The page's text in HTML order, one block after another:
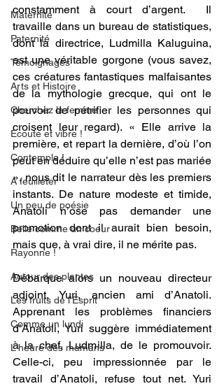
Maternité
Paternité
Témoignages
Arts et Histoire
Cherchez la femme
Ecoute et vibre !
Contemple !
A feuilleter
Un peu de poésie
Belle comme un coeur
Rayonne !
Autour des plantes
Les fruits de l'Esprit
Comme un lundi
L'heure des mamans
constamment à court d’argent.  Il
travaille dans un bureau de statistiques,
dont la directrice, Ludmilla Kaluguina,
est une véritable gorgone (vous savez,
ces créatures fantastiques malfaisantes
de la mythologie grecque, qui ont le
pouvoir de pétrifier les personnes qui
croisent leur regard). « Elle arrive la
première, et repart la dernière, d’où l’on
peut en déduire qu’elle n’est pas mariée
», nous dit le narrateur dès les premiers
instants. De nature modeste et timide,
Anatoli n’ose pas demander une
promotion dont il aurait bien besoin,
mais que, à vrai dire, il ne mérite pas.
Débarque alors un nouveau directeur
adjoint, Yuri, ancien ami d’Anatoli.
Apprenant les problèmes financiers
d’Anatoli, Yuri suggère immédiatement
à la chef, Ludmilla, de le promouvoir.
Celle-ci, peu impressionnée par le
travail d’Anatoli, refuse tout net. Yuri